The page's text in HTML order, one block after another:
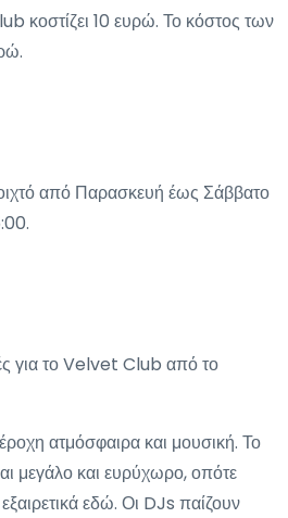
κοστίζει 10 ευρώ. Το κόστος των
από Παρασκευή έως Σάββατο
για το Velvet Club από το
ατμόσφαιρα και μουσική. Το
μεγάλο και ευρύχωρο, οπότε
εδώ. Οι DJs παίζουν